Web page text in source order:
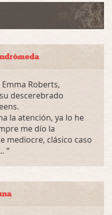
Roberts,
descerebrado
la atención, ya lo he
me dío la
mediocre, clásico caso
“